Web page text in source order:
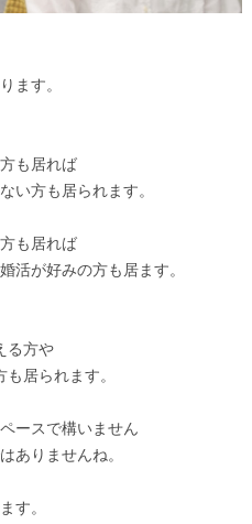
ます。
も居れば
い方も居られます。
も居れば
活が好みの方も居ます。
る方や
居られます。
ースで構いません
ありませんね。
す。